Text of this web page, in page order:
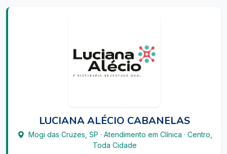
LUCIANA ALÉCIO CABANELAS
Mogi das Cruzes SP · Atendimento em Clínica · Centro,
Toda Cidade